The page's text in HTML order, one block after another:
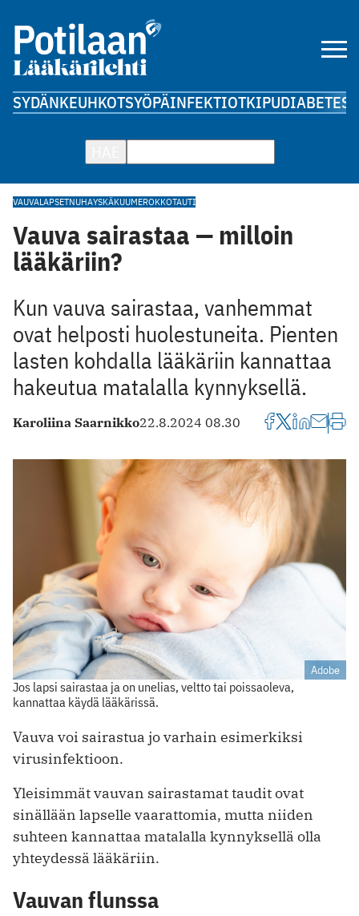
SYDÄNKEUHKOTSYÖPÄINFEKTIOTKIPUDIABETES
VAUVALAPSETNUHAYSKÄKUUMEROKKOTAUTI
Vauva sairastaa — milloin
lääkäriin?
Kun vauva sairastaa, vanhemmat
ovat helposti huolestuneita. Pienten
lasten kohdalla lääkäriin kannattaa
hakeutua matalalla kynnyksellä.
Karoliina Saarnikko22.8.2024 08.30
Adobe
Jos lapsi sairastaa ja on unelias, veltto tai poissaoleva,
kannattaa käydä lääkärissä.
Vauva voi sairastua jo varhain esimerkiksi
virusinfektioon.
Yleisimmät vauvan sairastamat taudit ovat
sinällään lapselle vaarattomia, mutta niiden
suhteen kannattaa matalalla kynnyksellä olla
yhteydessä lääkäriin.
Vauvan flunssa